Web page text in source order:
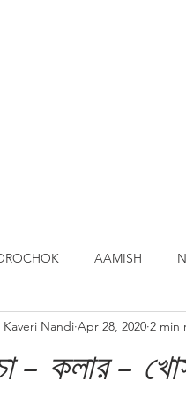
AAMISH
- কলার -
Kaveri Nandi Apr 28, 2020 2 min